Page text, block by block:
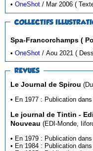
•OneShot / Mar
COLLECTIFS
Spa-Francorchamps (
•OneShot / Aou
REVUES
Le Journal de Spirou
Le journal de Tintin -
Nouveau
• En 1984 : Publication